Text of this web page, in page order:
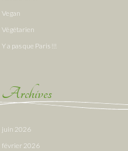
Vegan
Végétarien
Y a pas que Paris !!!
Archives
juin 2026
février 2026